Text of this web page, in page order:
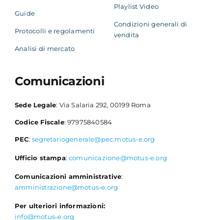
Guide
Protocolli e regolamenti
Analisi di mercato
Playlist Video
Condizioni generali di
vendita
Comunicazioni
Sede Legale: Via Salaria 292, 00199 Roma
Codice Fiscale: 97975840584
PEC: segretariogenerale@pec.motus-e.org
Ufficio stampa:comunicazione@motus-e.org
Comunicazioni amministrative:
amministrazione@motus-e.org
Per ulteriori informazioni:
info@motus-e.org